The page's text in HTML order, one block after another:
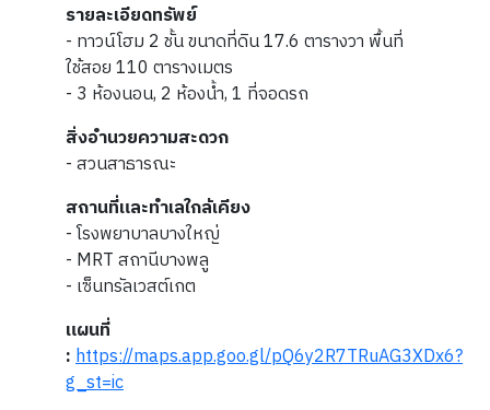
รายละเอียดทรัพย์
- ทาวน์โฮม 2 ชั้น ขนาดที่ดิน 17.6 ตารางวา พื้นที่
ใช้สอย 110 ตารางเมตร
- 3 ห้องนอน, 2 ห้องน้ำ, 1 ที่จอดรถ
สิ่งอำนวยความสะดวก
- สวนสาธารณะ
สถานที่และทำเลใกล้เคียง
- โรงพยาบาลบางใหญ่
- MRT สถานีบางพลู
- เซ็นทรัลเวสต์เกต
แผนที่
:https://maps.app.goo.gl/pQ6y2R7TRuAG3XDx6?
g_st=ic